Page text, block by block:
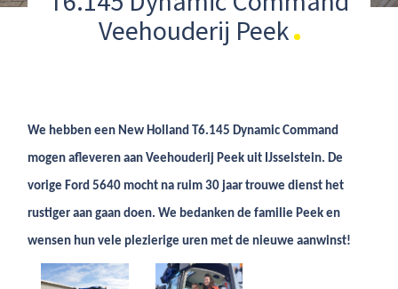
Veehouderij Peek
We hebben een New Holland T6.145 Dynamic Command
mogen afleveren aan Veehouderij Peek uit IJsselstein. De
vorige Ford 5640 mocht na ruim 30 jaar trouwe dienst het
rustiger aan gaan doen. We bedanken de familie Peek en
wensen hun vele plezierige uren met de nieuwe aanwinst!